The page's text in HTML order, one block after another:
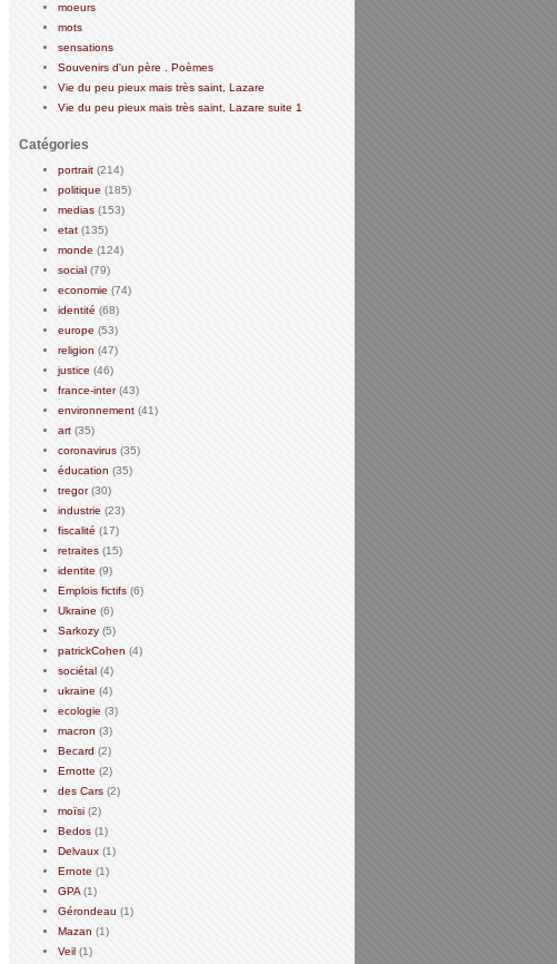
moeurs
mots
sensations
Souvenirs d'un père . Poèmes
Vie du peu pieux mais très saint, Lazare
Vie du peu pieux mais très saint, Lazare suite 1
Catégories
portrait (214)
politique (185)
medias (153)
etat (135)
monde (124)
social (79)
economie (74)
identité (68)
europe (53)
religion (47)
justice (46)
france-inter(43)
environnement (41)
art (35)
coronavirus (35)
éducation (35)
tregor(30)
industrie (23)
fiscalité (17)
retraites (15)
identite (9)
Emplois fictifs (6)
Ukraine (6)
Sarkozy (5)
patrickCohen (4)
sociétal (4)
ukraine (4)
ecologie (3)
macron (3)
Becard (2)
Ernotte (2)
des Cars (2)
moïsi (2)
Bedos (1)
Delvaux (1)
Ernote (1)
GPA (1)
Gérondeau (1)
Mazan (1)
Veil (1)